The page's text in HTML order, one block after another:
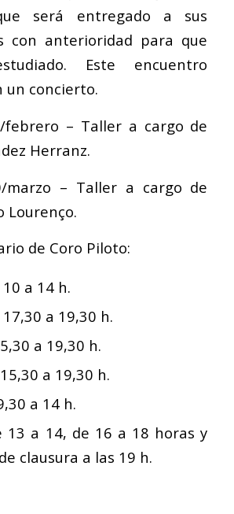
será entregado a sus
con anterioridad para que
Este encuentro
un concierto.
febrero – Taller a cargo de
Herranz.
marzo – Taller a cargo de
Lourenço.
de Coro Piloto:
a 14 h.
a 19,30 h.
a 19,30 h.
a 19,30 h.
a 14 h.
13 a 14, de 16 a 18 horas y
clausura a las 19 h.